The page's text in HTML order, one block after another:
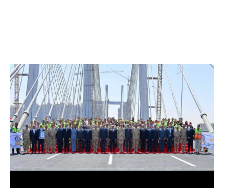
الرئيس عبد الفتاح السيسي يفتتح محور روض الفرج
وكوبري تحيا مصر